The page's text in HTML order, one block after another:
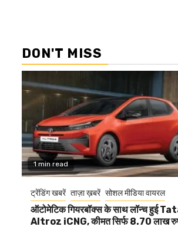
DON'T MISS
1 min read
ट्रेंडिंग खबरें ताज़ा ख़बरें सोशल मीडिया वायरल
ऑटोमेटिक गियरबॉक्स के साथ लॉन्च हुई
Altroz iCNG, कीमत सिर्फ 8.70 लाख